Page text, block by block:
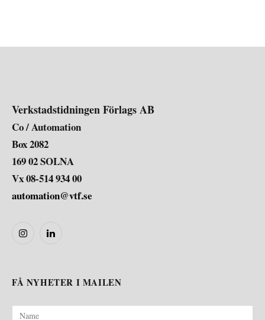
Verkstadstidningen Förlags AB
Co / Automation
Box 2082
169 02 SOLNA
Vx 08-514 934 00
automation@vtf.se
InstagramLinkedIn
FÅ NYHETER I MAILEN